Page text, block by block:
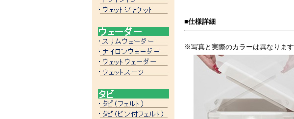
■仕様詳細
※写真と実際のカラーは異なります